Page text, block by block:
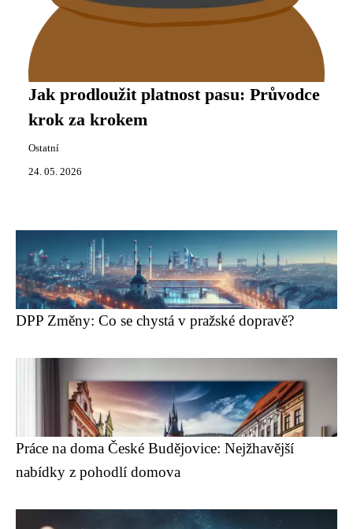
Jak prodloužit platnost pasu: Průvodce
krok za krokem
Ostatní
24. 05. 2026
DPP Změny: Co se chystá v pražské dopravě?
Práce na doma České Budějovice: Nejžhavější
nabídky z pohodlí domova